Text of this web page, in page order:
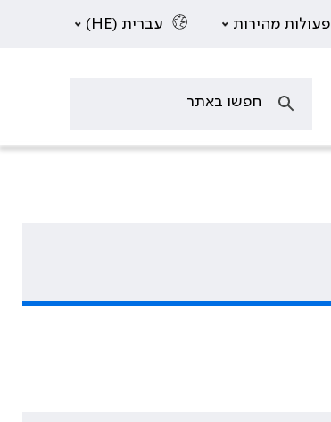
פעולות מהירות עברית (HE)